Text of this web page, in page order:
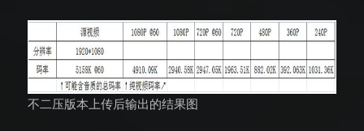
不二压版本上传后输出的结果图